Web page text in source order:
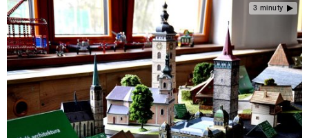
3 minuty